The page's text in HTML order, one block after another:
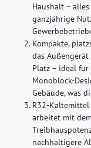
Haushalt –
ganzjährige
Kompakte,
das
Platz – ideal für
Monoblock-
Gebäude, was
R32-
arbeitet mit
nachhaltigere